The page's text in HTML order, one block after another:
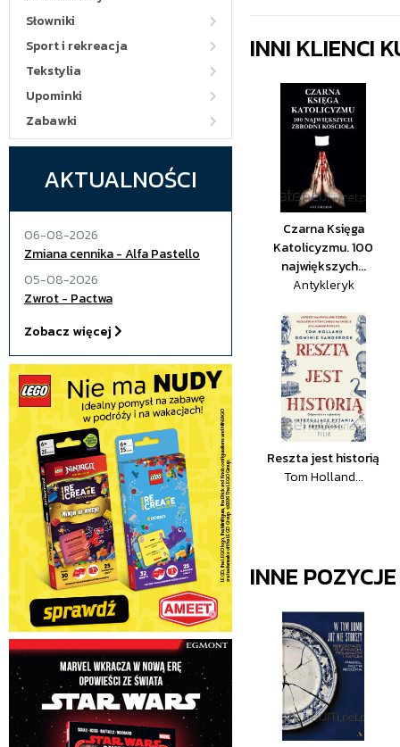
Słowniki
Sport i rekreacja
Tekstylia
Upominki
Zabawki
AKTUALNOŚCI
06-08-2026
Zmiana cennika - Alfa Pastello
05-08-2026
Zwrot - Pactwa
Zobacz więcej
INNI KLIENCI
Czarna Księga
Katolicyzmu. 100
największych...
Antykleryk
Reszta jest historią
Tom Holland...
INNE